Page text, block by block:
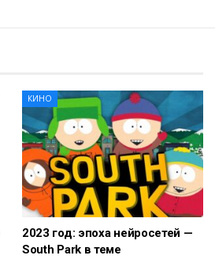
КИНО
2023 год: эпоха нейросетей —
South Park в теме